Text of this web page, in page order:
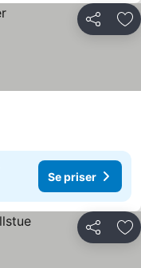
Del
Se priser
Del